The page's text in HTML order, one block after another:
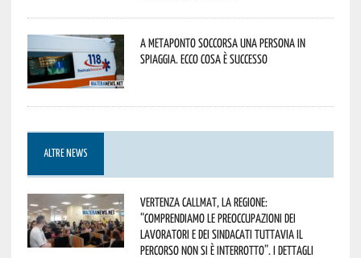
A Metaponto soccorsa una persona in
spiaggia. Ecco cosa è successo
ALTRE NEWS
Vertenza CallMat, la Regione:
“comprendiamo le preoccupazioni dei
lavoratori e dei sindacati tuttavia il
percorso non si è interrotto”. I dettagli